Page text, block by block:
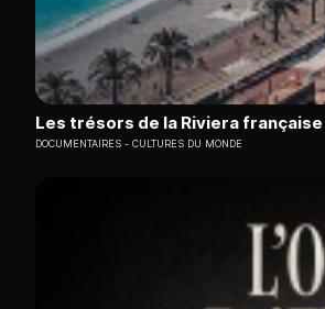
Les trésors de la Riviera française
DOCUMENTAIRES CULTURES DU MONDE